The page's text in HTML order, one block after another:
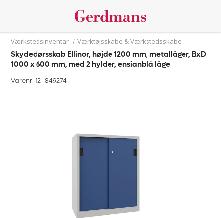
Værkstedsinventar / Værktøjsskabe & Værkstedsskabe
Skydedørsskab Ellinor, højde 1200 mm, metallåger, BxD
1000 x 600 mm, med 2 hylder, ensianblå låge
Varenr. 12-849274